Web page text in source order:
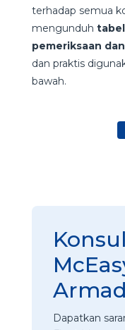
terhadap semua
mengunduh
pemeriksaan
dan praktis
bawah.
Dapatkan